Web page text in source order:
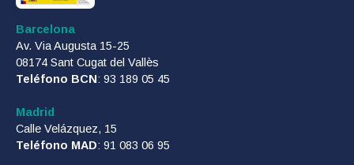
Barcelona
Av. Via Augusta 15-25
08174 Sant Cugat del Vallès
Teléfono BCN: 93 189 05 45
Madrid
Calle Velázquez, 15
Teléfono MAD: 91 083 06 95